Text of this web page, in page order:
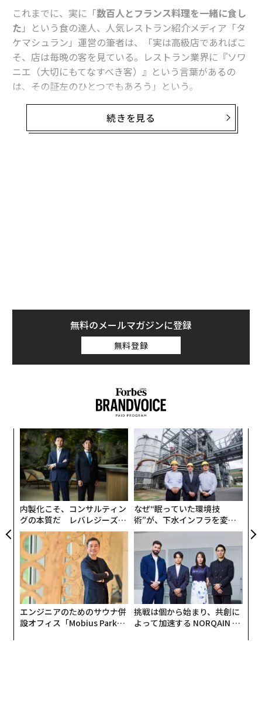
これまでに、実に「数百人とフランス料理を一緒に食し
た 」という食の達人、人気レストラン紹介メディア「タ
ケマシュラン」運営の筆者は、「実は高級店であればこ
そ、店は毎晩の客を見ている。レストラン業界に『ソワ
ニエ（大切にもてなすべき客）』という言葉があるの
は、その証左のひとつでもあろう」という。
Forbes JAPANでは2023年11月〜12月、そんなタケマシ
ュラン氏のマナー連載「高級レストランではこうふるま
グラスに口をつける前にするべきこと
グラスの正しい持ち方
ワインを飲む前にするべきこと
・「手づかみ」のマナー
フランス人がメニュー選びに30分かける理由
どうする食後のコーヒー？
1.
高級レストランで店から「一流の客」と囁かれ
る52のマナー：着席まで"
"高級レストランには一種独特の雰囲気があります。
「なんだか店に値踏みされているようで居心地が悪い」
と感じる方が多いかもしれませんが、その通り、店は客
のことを値踏みしています。「お客様は平等に扱う」な
んてのは大ウソです。レストラン業界には『ソワニエ
（大切におもてなしするべき客）』という言葉があるく
らいです──"
続きを見る
無料のメールマガジンに登録
無料登録
内製化こそ、コンサルティン
グの本質だ レバレジーズが
実践する、次世代ファームの
全貌
なぜ“眠っていた環境技
術”が、下水インフラを変え
たのか──産総研×月島JFE
アクアソリューションの10年
エンジニアのためのサウナ併
設オフィス「Mobius Park」
挑戦は個から始まり、共創に
よって加速する NORQAIN JA